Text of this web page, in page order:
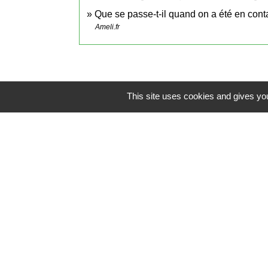
Que se passe-t-il quand on a été en
Ameli.fr
This site uses cookies and gives